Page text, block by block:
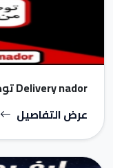
Delivery nador توصيل الطلبات
عرض التفاصيل